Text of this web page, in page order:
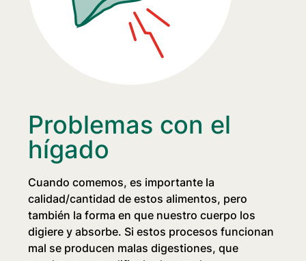
Problemas con el
hígado
Cuando comemos, es importante la
calidad/cantidad de estos alimentos, pero
también la forma en que nuestro cuerpo los
digiere y absorbe. Si estos procesos funcionan
mal se producen malas digestiones, que